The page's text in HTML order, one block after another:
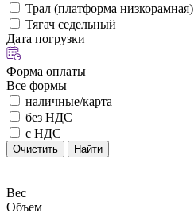
Трал (платформа низкорамная)
Тягач седельный
Дата погрузки
Форма оплаты
Все формы
наличные/карта
без НДС
с НДС
Очистить Найти
Вес
Объем